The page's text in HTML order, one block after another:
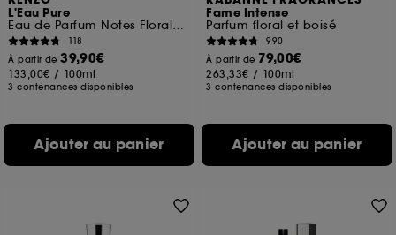
L'Eau Pure
Eau de Parfum Notes Florales Boisées Aquatiques
118
À partir de39,90€
133,00€ / 100ml
3 contenances disponibles
Ajouter au panier
Fame Intense
Parfum floral et boisé
990
À partir de 79,00€
263,33€ / 100ml
3 contenances disponibles
Ajouter au panier